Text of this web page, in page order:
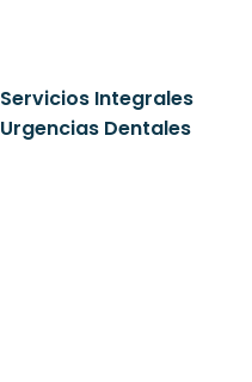
Servicios Integrales
Urgencias Dentales